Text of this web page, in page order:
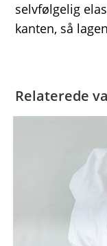
selvfølgelig
kanten, så
Relaterede